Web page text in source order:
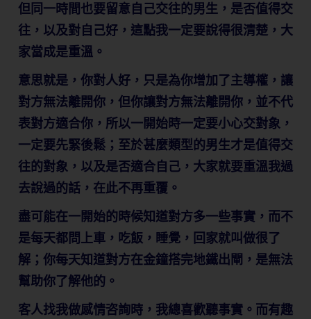
但同一時間也要留意自己交往的男生，是否值得交
往，以及對自己好，這點我一定要說得很清楚，大
家當成是重溫。
意思就是，你對人好，只是為你增加了主導權，讓
對方無法離開你，但你讓對方無法離開你，並不代
表對方適合你，所以一開始時一定要小心交對象，
一定要先緊後鬆；至於甚麼類型的男生才是值得交
往的對象，以及是否適合自己，大家就要重溫我過
去說過的話，在此不再重覆。
盡可能在一開始的時候知道對方多一些事實，而不
是每天都問上車，吃飯，睡覺，回家就叫做很了
解；你每天知道對方在金鐘搭完地鐵出閘，是無法
幫助你了解他的。
​客人找我做感情咨詢時，我總喜歡聽事實。而有趣